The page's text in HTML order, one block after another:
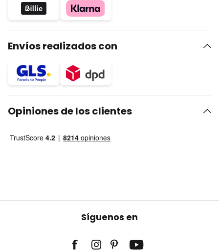
Envíos realizados con
Opiniones de los clientes
Síguenos en